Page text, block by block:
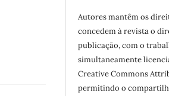
Autores mantêm os
concedem à revista o
publicação, com o
simultaneamente
Creative Commons
permitindo o